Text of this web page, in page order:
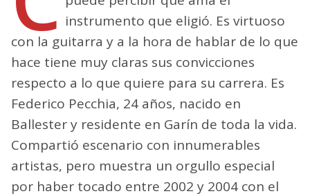
instrumento que eligió. Es virtuoso
con la guitarra y a la hora de hablar de lo que
hace tiene muy claras sus convicciones
respecto a lo que quiere para su carrera. Es
Federico Pecchia, 24 años, nacido en
Ballester y residente en Garín de toda la vida.
Compartió escenario con innumerables
artistas, pero muestra un orgullo especial
por haber tocado entre 2002 y 2004 con el